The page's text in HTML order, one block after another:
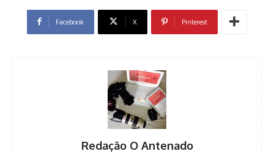
Facebook X Pinterest
Redação O Antenado